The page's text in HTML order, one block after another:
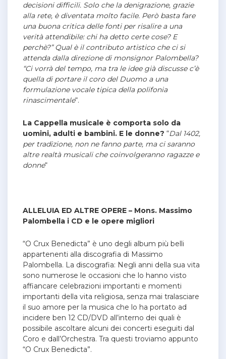
decisioni difficili. Solo che la denigrazione, grazie
alla rete, è diventata molto facile. Però basta fare
una buona critica delle fonti per risalire a una
verità attendibile: chi ha detto certe cose? E
perchè?” Qual è il contributo artistico che ci si
attenda dalla direzione di monsignor Palombella?
“Ci vorrà del tempo, ma tra le idee già discusse c’è
quella di portare il coro del Duomo a una
formulazione vocale tipica della polifonia
rinascimentale“.
La Cappella musicale è comporta solo da
uomini, adulti e bambini. E le donne? “Dal 1402,
per tradizione, non ne fanno parte, ma ci saranno
altre realtà musicali che coinvolgeranno ragazze e
donne“
ALLELUIA ED ALTRE OPERE – Mons. Massimo
Palombella i CD e le opere migliori
“O Crux Benedicta” è uno degli album più belli
appartenenti alla discografia di Massimo
Palombella. La discografia: Negli anni della sua vita
sono numerose le occasioni che lo hanno visto
affiancare celebrazioni importanti e momenti
importanti della vita religiosa, senza mai tralasciare
il suo amore per la musica che lo ha portato ad
incidere ben 12 CD/DVD all’interno dei quali è
possibile ascoltare alcuni dei concerti eseguiti dal
Coro e dall’Orchestra. Tra questi troviamo appunto
“O Crux Benedicta”.